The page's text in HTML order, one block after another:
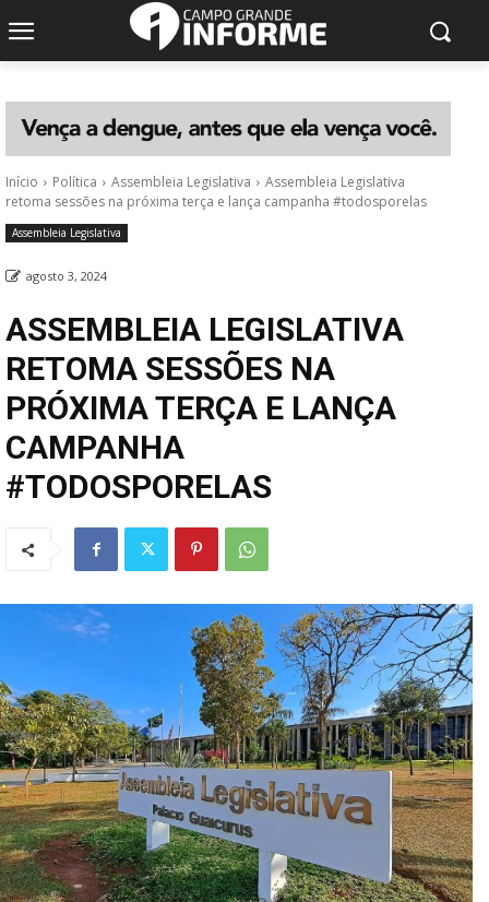
Início Política Assembleia Legislativa
Assembleia Legislativa
retoma sessões na próxima terça e lança campanha #todosporelas
Assembleia Legislativa
agosto 3, 2024
ASSEMBLEIA LEGISLATIVA
RETOMA SESSÕES NA
PRÓXIMA TERÇA E LANÇA
CAMPANHA
#TODOSPORELAS